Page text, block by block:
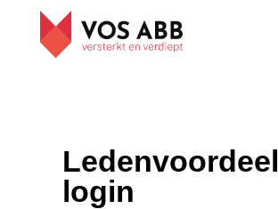
Ledenvoordeel
login